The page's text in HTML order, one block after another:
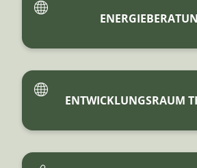
ENTWICKLUNGSRAUM